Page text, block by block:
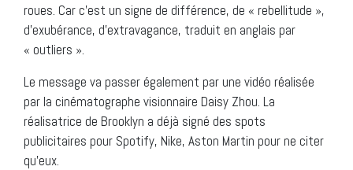
roues. Car c’est un signe de différence, de « rebellitude »,
d’exubérance, d’extravagance, traduit en anglais par
« outliers ».
Le message va passer également par une vidéo réalisée
par la cinématographe visionnaire Daisy Zhou. La
réalisatrice de Brooklyn a déjà signé des spots
publicitaires pour Spotify, Nike, Aston Martin pour ne citer
qu’eux.